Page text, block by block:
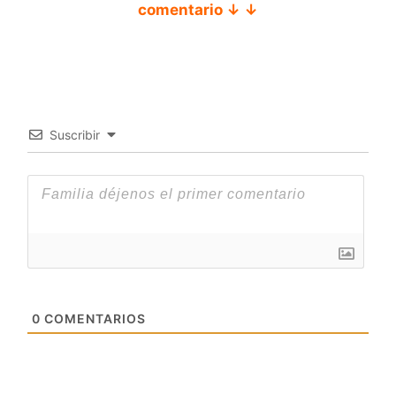
comentario ↓ ↓
Suscribir
0 COMENTARIOS